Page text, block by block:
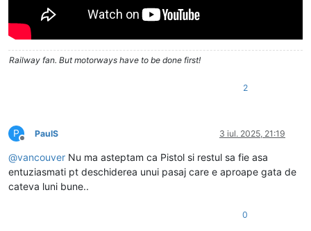
Railway fan. But motorways have to be done first!
2
P
Deconectat
PaulS 3 iul. 2025, 21:19
@vancouver Nu ma asteptam ca Pistol si restul sa fie asa
entuziasmati pt deschiderea unui pasaj care e aproape gata de
cateva luni bune..
0